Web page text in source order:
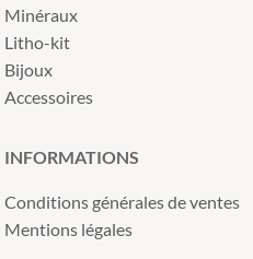
Minéraux
Litho-kit
Bijoux
Accessoires
INFORMATIONS
Conditions générales de ventes
Mentions légales